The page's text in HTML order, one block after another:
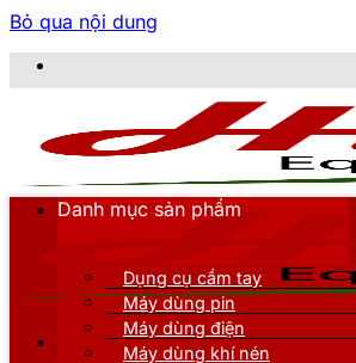
Bỏ qua nội dung
Danh mục sản phẩm
Dụng cụ cầm tay
Máy dùng pin
Máy dùng điện
Máy dùng khí nén